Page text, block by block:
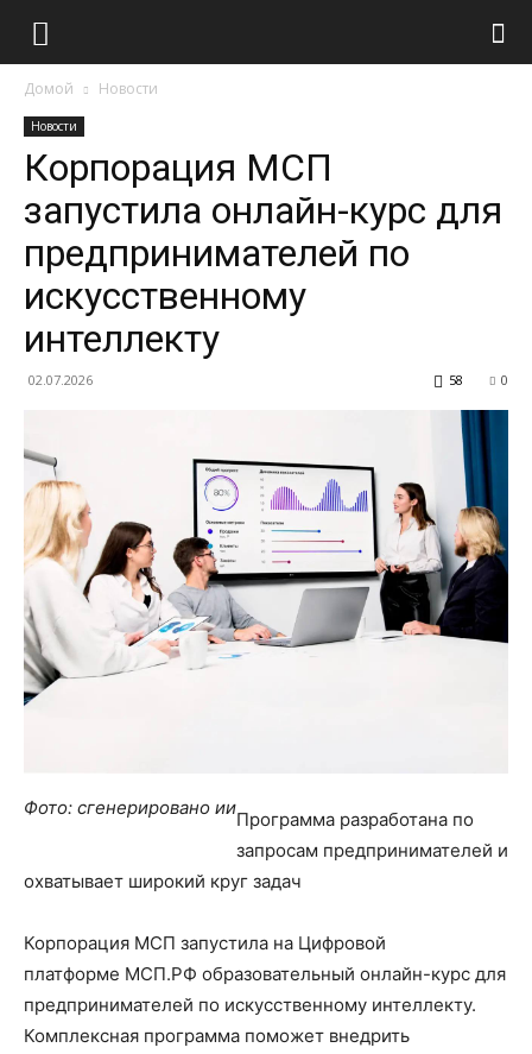
Домой Новости
Новости
Корпорация МСП
запустила онлайн-курс для
предпринимателей по
искусственному
интеллекту
02.07.2026 0
58
Фото: сгенерировано ии
Программа разработана по
запросам предпринимателей и
охватывает широкий круг задач
Корпорация МСП запустила на Цифровой
платформе МСП.РФ образовательный онлайн-курс для
предпринимателей по искусственному интеллекту.
Комплексная программа поможет внедрить